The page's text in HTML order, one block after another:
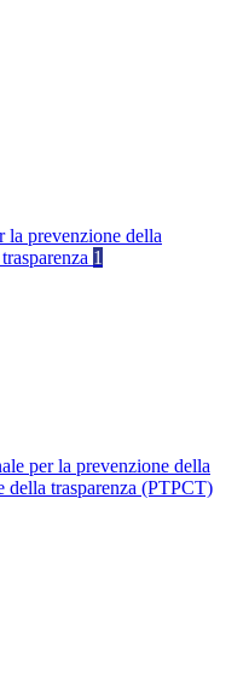
la prevenzione della
1
per la prevenzione della
della trasparenza (PTPCT)